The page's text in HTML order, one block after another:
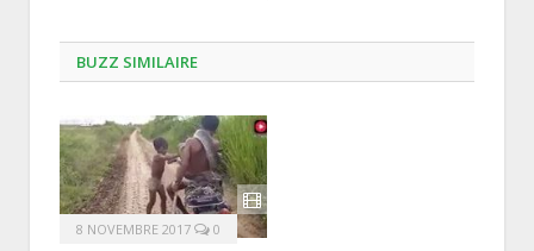
BUZZ SIMILAIRE
8 NOVEMBRE 2017 0